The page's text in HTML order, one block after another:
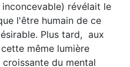
révélait le
l'être humain de ce
Plus tard, aux
même lumière
du mental